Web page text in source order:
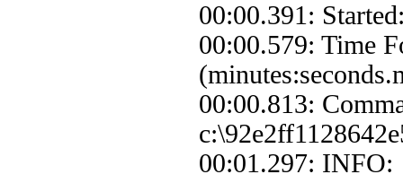
00:00.391:
00:00.579: Time
00:00.813:
00:01.297: